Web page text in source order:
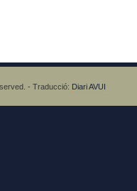
- Traducció: Diari AVUI